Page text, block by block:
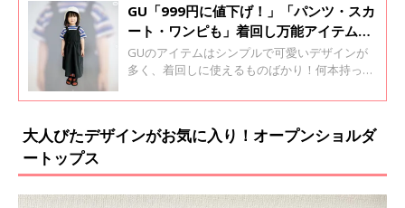
GU「999円に値下げ！」「パンツ・スカ
ート・ワンピも」着回し万能アイテム4
選
GUのアイテムはシンプルで可愛いデザインが
多く、着回しに使えるものばかり！何本持って
ト」、インナーしだいで雰囲気がグッと変わる
そんなGUの、着回しに使える万能アイテムを
大人びたデザインがお気に入り！オープンショルダ
ートップス